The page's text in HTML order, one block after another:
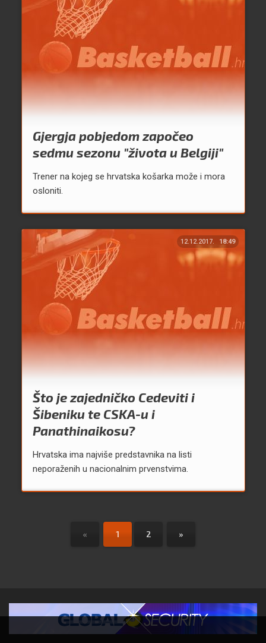
Gjergja pobjedom započeo
sedmu sezonu "života u Belgiji"
Trener na kojeg se hrvatska košarka može i mora
osloniti.
12.12.2017. 18:49
Što je zajedničko Cedeviti i
Šibeniku te CSKA-u i
Panathinaikosu?
Hrvatska ima najviše predstavnika na listi
neporaženih u nacionalnim prvenstvima.
« 1 2 »